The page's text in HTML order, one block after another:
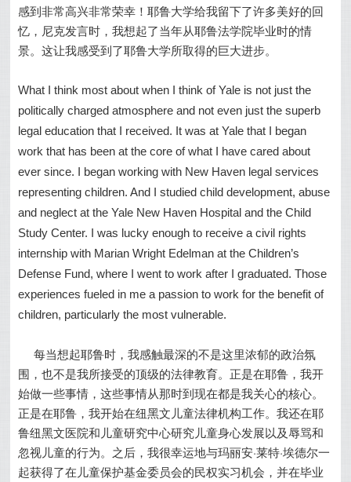
感到非常高兴非常荣幸！耶鲁大学给我留下了许多美好的回
忆，尼克发言时，我想起了当年从耶鲁法学院毕业时的情
景。这让我感受到了耶鲁大学所取得的巨大进步。
What I think most about when I think of Yale is not just the
politically charged atmosphere and not even just the superb
legal education that I received. It was at Yale that I began
work that has been at the core of what I have cared about
ever since. I began working with New Haven legal services
representing children. And I studied child development, abuse
and neglect at the Yale New Haven Hospital and the Child
Study Center. I was lucky enough to receive a civil rights
internship with Marian Wright Edelman at the Children’s
Defense Fund, where I went to work after I graduated. Those
experiences fueled in me a passion to work for the benefit of
children, particularly the most vulnerable.
每当想起耶鲁时，我感触最深的不是这里浓郁的政治氛
围，也不是我所接受的顶级的法律教育。正是在耶鲁，我开
始做一些事情，这些事情从那时到现在都是我关心的核心。
正是在耶鲁，我开始在纽黑文儿童法律机构工作。我还在耶
鲁纽黑文医院和儿童研究中心研究儿童身心发展以及辱骂和
忽视儿童的行为。之后，我很幸运地与玛丽安·莱特·埃德尔一
起获得了在儿童保护基金委员会的民权实习机会，并在毕业